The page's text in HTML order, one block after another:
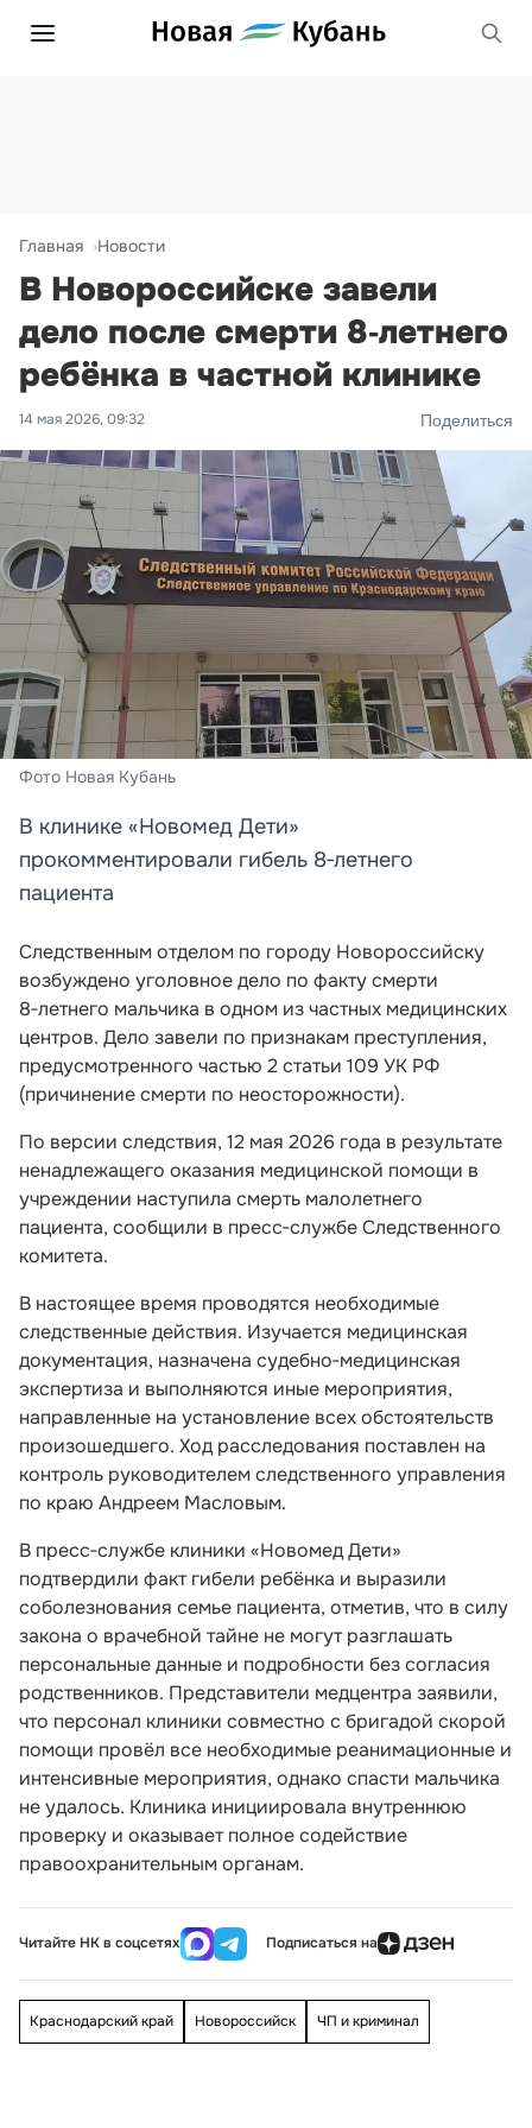
Главная Новости
В Новороссийске завели
дело после смерти 8‑летнего
ребёнка в частной клинике
14 мая 2026, 09:32 Поделиться
Фото Новая Кубань
В клинике «Новомед Дети»
прокомментировали гибель 8‑летнего
пациента
Следственным отделом по городу Новороссийску
возбуждено уголовное дело по факту смерти
8‑летнего мальчика в одном из частных медицинских
центров. Дело завели по признакам преступления,
предусмотренного частью 2 статьи 109 УК РФ
(причинение смерти по неосторожности).
По версии следствия, 12 мая 2026 года в результате
ненадлежащего оказания медицинской помощи в
учреждении наступила смерть малолетнего
пациента, сообщили в пресс‑службе Следственного
комитета.
В настоящее время проводятся необходимые
следственные действия. Изучается медицинская
документация, назначена судебно‑медицинская
экспертиза и выполняются иные мероприятия,
направленные на установление всех обстоятельств
произошедшего. Ход расследования поставлен на
контроль руководителем следственного управления
по краю Андреем Масловым.
В пресс‑службе клиники «Новомед Дети»
подтвердили факт гибели ребёнка и выразили
соболезнования семье пациента, отметив, что в силу
закона о врачебной тайне не могут разглашать
персональные данные и подробности без согласия
родственников. Представители медцентра заявили,
что персонал клиники совместно с бригадой скорой
помощи провёл все необходимые реанимационные и
интенсивные мероприятия, однако спасти мальчика
не удалось. Клиника инициировала внутреннюю
проверку и оказывает полное содействие
правоохранительным органам.
Читайте НК в соцсетях Подписаться на
Краснодарский край Новороссийск ЧП и криминал